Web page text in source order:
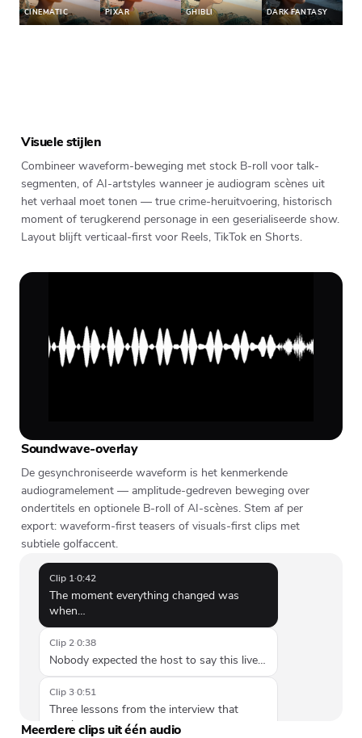
CINEMATIC PIXAR GHIBLI DARK FANTASY
Visuele stijlen
Combineer waveform-beweging met stock B-roll voor talk-
segmenten, of AI-artstyles wanneer je audiogram scènes uit
het verhaal moet tonen — true crime-heruitvoering, historisch
moment of terugkerend personage in een geserialiseerde show.
Layout blijft verticaal-first voor Reels, TikTok en Shorts.
Soundwave-overlay
De gesynchroniseerde waveform is het kenmerkende
audiogramelement — amplitude-gedreven beweging over
ondertitels en optionele B-roll of AI-scènes. Stem af per
export: waveform-first teasers of visuals-first clips met
subtiele golfaccent.
Clip 1·0:42
The moment everything changed was
when…
Clip 2·0:38
Nobody expected the host to say this live…
Clip 3·0:51
Three lessons from the interview that
stuck…
Meerdere clips uit één audio